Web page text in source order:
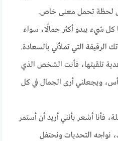
لحظة تحمل معنى خاص.
شيء يبدو أكثر جمالًا، سواء
الرقيقة التي تملأني بالسعادة.
تلقيتها، فأنت الشخص الذي
ويجعلني أرى الجمال في كل
فأنا أشعر بأنني أريد أن أستمر
نواجه التحديات ونحتفل